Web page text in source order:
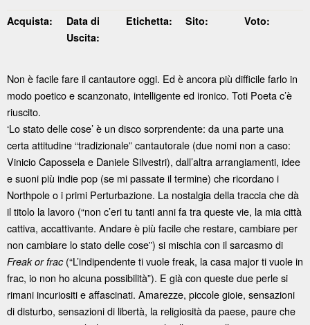
Acquista:
Data di
Uscita:
Etichetta: Sito: Voto:
Non è facile fare il cantautore oggi. Ed è ancora più difficile farlo in
modo poetico e scanzonato, intelligente ed ironico. Toti Poeta c’è
riuscito.
‘Lo stato delle cose’ è un disco sorprendente: da una parte una
certa attitudine “tradizionale” cantautorale (due nomi non a caso:
Vinicio Capossela e Daniele Silvestri), dall’altra arrangiamenti, idee
e suoni più indie pop (se mi passate il termine) che ricordano i
Northpole o i primi Perturbazione. La nostalgia della traccia che dà
il titolo la lavoro (“non c’eri tu tanti anni fa tra queste vie, la mia città
cattiva, accattivante. Andare è più facile che restare, cambiare per
non cambiare lo stato delle cose”) si mischia con il sarcasmo di
Freak or frac(“L’indipendente ti vuole freak, la casa major ti vuole in
frac, io non ho alcuna possibilità”). E già con queste due perle si
rimani incuriositi e affascinati. Amarezze, piccole gioie, sensazioni
di disturbo, sensazioni di libertà, la religiosità da paese, paure che